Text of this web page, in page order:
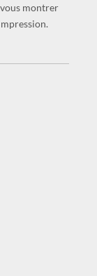
montrer